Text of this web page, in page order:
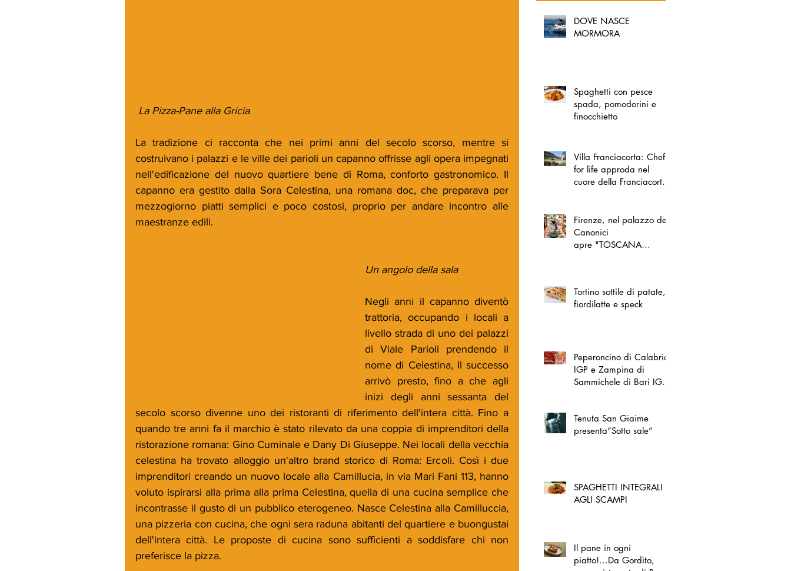
La Pizza-Pane alla Gricia
La tradizione ci racconta che nei primi anni del secolo scorso, mentre si
costruivano i palazzi e le ville dei parioli un capanno offrisse agli opera impegnati
nell'edificazione del nuovo quartiere bene di Roma, conforto gastronomico. Il
capanno era gestito dalla Sora Celestina, una romana doc, che preparava per
mezzogiorno piatti semplici e poco costosi, proprio per andare incontro alle
maestranze edili.
Un angolo della sala
Negli anni il capanno diventò
trattoria, occupando i locali a
livello strada di uno dei palazzi
di Viale Parioli prendendo il
nome di Celestina, Il successo
arrivò presto, fino a che agli
inizi degli anni sessanta del
secolo scorso divenne uno dei ristoranti di riferimento dell'intera città. Fino a
quando tre anni fa il marchio è stato rilevato da una coppia di imprenditori della
ristorazione romana: Gino Cuminale e Dany Di Giuseppe. Nei locali della vecchia
celestina ha trovato alloggio un'altro brand storico di Roma: Ercoli. Così i due
imprenditori creando un nuovo locale alla Camillucia, in via Mari Fani 113, hanno
voluto ispirarsi alla prima alla prima Celestina, quella di una cucina semplice che
incontrasse il gusto di un pubblico eterogeneo. Nasce Celestina alla Camilluccia,
una pizzeria con cucina, che ogni sera raduna abitanti del quartiere e buongustai
dell'intera città. Le proposte di cucina sono sufficienti a soddisfare chi non
preferisce la pizza.
DOVE NASCE
MORMORA
Spaghetti con pesce
spada, pomodorini e
finocchietto
Villa Franciacorta: Chefs
for life approda nel
cuore della Franciacorta,
Firenze, nel palazzo dei
Canonici
apre "TOSCANA
Tortino sottile di patate,
fiordilatte e speck
Peperoncino di Calabria
IGP e Zampina di
Sammichele di Bari IGP
Tenuta San Giaime
presenta“Sotto sale”
SPAGHETTI INTEGRALI
AGLI SCAMPI
Il pane in ogni
piatto!...Da Gordito,